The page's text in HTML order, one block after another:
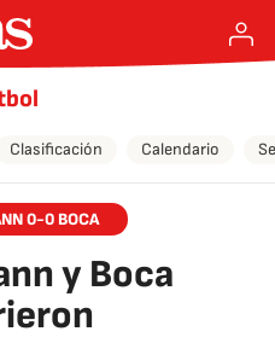
Clasificación Calendario
0-0 BOCA
y Boca